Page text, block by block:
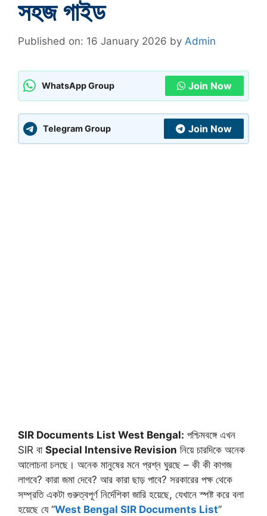
সহজ গাইড
Published on: 16 January 2026 by Admin
WhatsApp Group Join Now
Telegram Group Join Now
SIR Documents List West Bengal: পশ্চিমবঙ্গে এখন
SIR বা Special Intensive Revision নিয়ে চারদিকে অনেক
আলোচনা চলছে। অনেক মানুষের মনে প্রশ্ন ঘুরছে – কী কী কাগজ
লাগবে? কারা জমা দেবে? আর কারা ছাড় পাবে? সরকারের পক্ষ থেকে
সম্প্রতি একটা গুরুত্বপূর্ণ নির্দেশিকা জারি হয়েছে, যেখানে স্পষ্ট করে বলা
হয়েছে যে “West Bengal SIR Documents List”